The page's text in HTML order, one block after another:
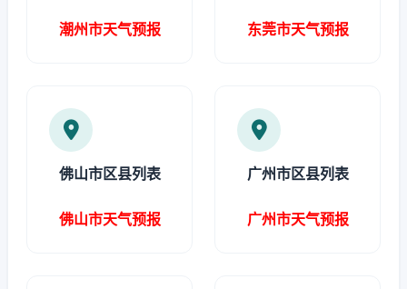
潮州市天气预报 东莞市天气预报
佛山市区县列表
佛山市天气预报
广州市区县列表
广州市天气预报